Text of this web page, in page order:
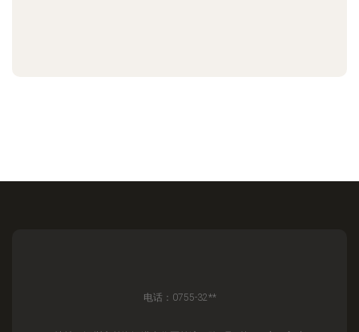
电话：0755-32**